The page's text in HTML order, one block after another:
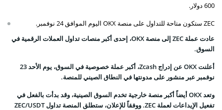
600 دولار.
ZEC ستكون متاحة للتداول على منصة OKX اليوم الموافق 24 نوفمبر.
عادت عملة ZEC إلى منصة OKX، إحدى أكبر منصات تداول العملات الرقمية في
السوق.
أعلنت OKX عن إدراج Zcash، أكبر عملة خصوصية في السوق، يوم الأحد 23
نوفمبر عبر منشور على مدونتها في النطاق الصيني للمنصة.
وتعد OKX أيضاً أكبر منصة خارجية تخدم السوق الصينية، وقد بدأت بالفعل في
تفعيل الإيداعات لعملة ZEC. ووفقاً للإعلان، ستطلق المنصة تداول ZEC/USDT